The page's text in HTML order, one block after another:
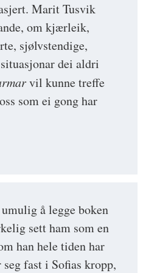
Marit Tusvik
om kjærleik,
sjølvstendige,
dei aldri
vil kunne treffe
som ei gong har
å legge boken
sett ham som en
han hele tiden har
fast i Sofias kropp,